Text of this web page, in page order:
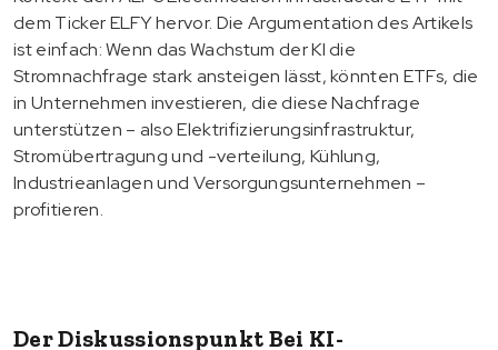
dem Ticker ELFY hervor. Die Argumentation des Artikels
ist einfach: Wenn das Wachstum der KI die
Stromnachfrage stark ansteigen lässt, könnten ETFs, die
in Unternehmen investieren, die diese Nachfrage
unterstützen – also Elektrifizierungsinfrastruktur,
Stromübertragung und -verteilung, Kühlung,
Industrieanlagen und Versorgungsunternehmen –
profitieren.
Der Diskussionspunkt Bei KI-